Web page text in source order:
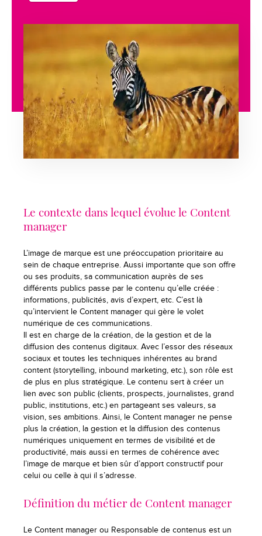
Le contexte dans lequel évolue le Content
manager
L’image de marque est une préoccupation prioritaire au
sein de chaque entreprise. Aussi importante que son offre
ou ses produits, sa communication auprès de ses
différents publics passe par le contenu qu’elle créée :
informations, publicités, avis d’expert, etc. C’est là
qu’intervient le Content manager qui gère le volet
numérique de ces communications.
Il est en charge de la création, de la gestion et de la
diffusion des contenus digitaux. Avec l’essor des réseaux
sociaux et toutes les techniques inhérentes au brand
content (storytelling, inbound marketing, etc.), son rôle est
de plus en plus stratégique. Le contenu sert à créer un
lien avec son public (clients, prospects, journalistes, grand
public, institutions, etc.) en partageant ses valeurs, sa
vision, ses ambitions. Ainsi, le Content manager ne pense
plus la création, la gestion et la diffusion des contenus
numériques uniquement en termes de visibilité et de
productivité, mais aussi en termes de cohérence avec
l’image de marque et bien sûr d’apport constructif pour
celui ou celle à qui il s’adresse.
Définition du métier de Content manager
Le Content manager ou Responsable de contenus est un